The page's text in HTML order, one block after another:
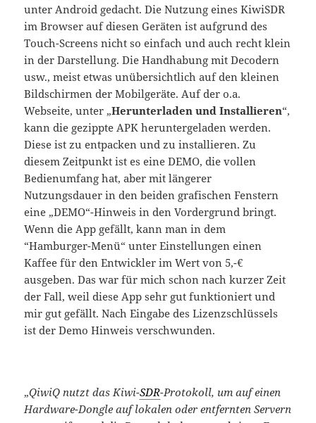
unter Android gedacht. Die Nutzung eines KiwiSDR
im Browser auf diesen Geräten ist aufgrund des
Touch-Screens nicht so einfach und auch recht klein
in der Darstellung. Die Handhabung mit Decodern
usw., meist etwas unübersichtlich auf den kleinen
Bildschirmen der Mobilgeräte. Auf der o.a.
Webseite, unter „Herunterladen und Installieren“,
kann die gezippte APK heruntergeladen werden.
Diese ist zu entpacken und zu installieren. Zu
diesem Zeitpunkt ist es eine DEMO, die vollen
Bedienumfang hat, aber mit längerer
Nutzungsdauer in den beiden grafischen Fenstern
eine „DEMO“-Hinweis in den Vordergrund bringt.
Wenn die App gefällt, kann man in dem
“Hamburger-Menü“ unter Einstellungen einen
Kaffee für den Entwickler im Wert von 5,-€
ausgeben. Das war für mich schon nach kurzer Zeit
der Fall, weil diese App sehr gut funktioniert und
mir gut gefällt. Nach Eingabe des Lizenzschlüssels
ist der Demo Hinweis verschwunden.
„QiwiQ nutzt das Kiwi-SDR-Protokoll, um auf einen
Hardware-Dongle auf lokalen oder entfernten Servern